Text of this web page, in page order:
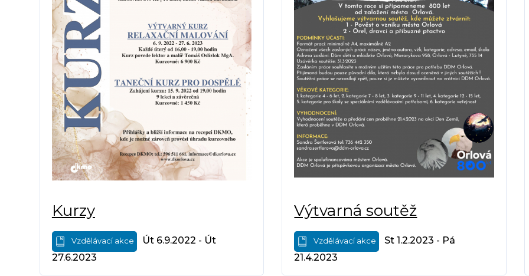
Kurzy
Vzdělávací akce
Út 6.9.2022 - Út
27.6.2023
Výtvarná soutěž
Vzdělávací akce
St 1.2.2023 - Pá
21.4.2023